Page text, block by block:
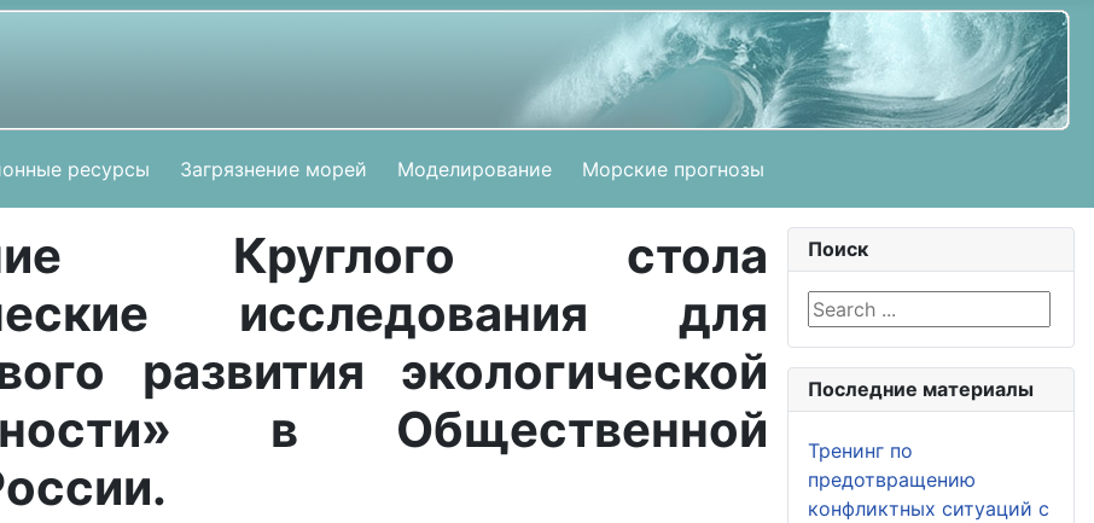
ресурсы Загрязнение морей Моделирование Морские прогнозы
Круглого стола
исследования для
развития экологической
в Общественной
Поиск
Search ...
Последние материалы
Тренинг по
предотвращению
конфликтных ситуаций с